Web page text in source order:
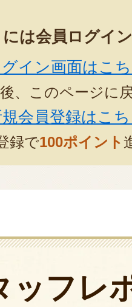
は会員ログイ
グイン画面はこ
後、このページに
会員登録はこ
録で100ポイント
ッフレ